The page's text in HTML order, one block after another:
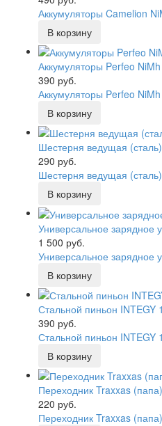
Аккумуляторы Camelion
Аккумуляторы Perfeo
390 руб.
Аккумуляторы Perfeo
Шестерня ведущая
290 руб.
Шестерня ведущая
Универсальное зарядное
1 500 руб.
Универсальное зарядное
Стальной пиньон INTEGY
390 руб.
Стальной пиньон INTEGY
Переходник Traxxas
220 руб.
Переходник Traxxas